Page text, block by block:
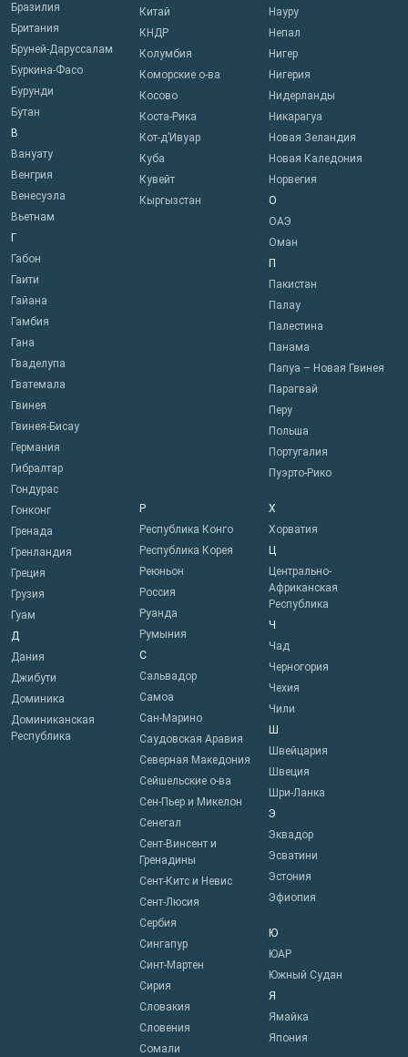
Бразилия
Британия
Бруней-Даруссалам
Буркина-Фасо
Бурунди
Бутан
В
Вануату
Венгрия
Венесуэла
Вьетнам
Г
Габон
Гаити
Гайана
Гамбия
Гана
Гваделупа
Гватемала
Гвинея
Гвинея-Бисау
Германия
Гибралтар
Гондурас
Гонконг
Гренада
Гренландия
Греция
Грузия
Гуам
Д
Дания
Джибути
Доминика
Доминиканская
Республика
Китай
КНДР
Колумбия
Коморские о-ва
Косово
Коста-Рика
Кот-д’Ивуар
Куба
Кувейт
Кыргызстан
Науру
Непал
Нигер
Нигерия
Нидерланды
Никарагуа
Новая Зеландия
Новая Каледония
Норвегия
О
ОАЭ
Оман
П
Пакистан
Палау
Палестина
Панама
Папуа – Новая Гвинея
Парагвай
Перу
Польша
Португалия
Пуэрто-Рико
Р
Республика Конго
Республика Корея
Реюньон
Россия
Руанда
Румыния
С
Сальвадор
Самоа
Сан-Марино
Саудовская Аравия
Северная Македония
Сейшельские о-ва
Сен-Пьер и Микелон
Сенегал
Сент-Винсент и
Гренадины
Сент-Китс и Невис
Сент-Люсия
Сербия
Сингапур
Синт-Мартен
Сирия
Словакия
Словения
Сомали
Х
Хорватия
Ц
Центрально-
Африканская
Республика
Ч
Чад
Черногория
Чехия
Чили
Ш
Швейцария
Швеция
Шри-Ланка
Э
Эквадор
Эсватини
Эстония
Эфиопия
Ю
ЮАР
Южный Судан
Я
Ямайка
Япония